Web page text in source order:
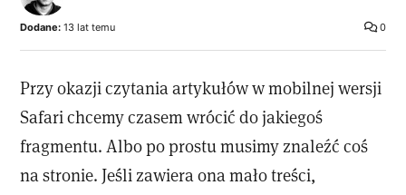
0
Dodane: 13 lat temu
Przy okazji czytania artykułów w mobilnej wersji
Safari chcemy czasem wrócić do jakiegoś
fragmentu. Albo po prostu musimy znaleźć coś
na stronie. Jeśli zawiera ona mało treści,